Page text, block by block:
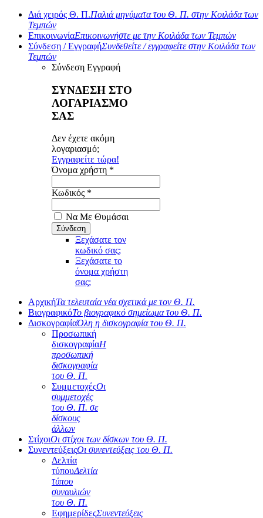
Διά χειρός Θ. Π.Παλιά μηνύματα του Θ. Π. στην Κοιλάδα των
Τεμπών
ΕπικοινωνίαΕπικοινωνήστε με την Κοιλάδα των Τεμπών
Σύνδεση / ΕγγραφήΣυνδεθείτε / εγγραφείτε στην Κοιλάδα των
Τεμπών
Σύνδεση Εγγραφή
ΣΥΝΔΕΣΗ ΣΤΟ
ΛΟΓΑΡΙΑΣΜΟ
ΣΑΣ
Δεν έχετε ακόμη
λογαριασμό;
Εγγραφείτε τώρα!
Όνομα χρήστη *
Κωδικός *
Να Με Θυμάσαι
Ξεχάσατε τον
κωδικό σας;
Ξεχάσατε το
όνομα χρήστη
σας;
ΑρχικήΤα τελευταία νέα σχετικά με τον Θ. Π.
ΒιογραφικόΤο βιογραφικό σημείωμα του Θ. Π.
ΔισκογραφίαΌλη η δισκογραφία του Θ. Π.
Προσωπική
δισκογραφίαΗ
προσωπική
δισκογραφία
του Θ. Π.
ΣυμμετοχέςΟι
συμμετοχές
του Θ. Π. σε
δίσκους
άλλων
ΣτίχοιΟι στίχοι των δίσκων του Θ. Π.
ΣυνεντεύξειςΟι συνεντεύξεις του Θ. Π.
Δελτία
τύπουΔελτία
τύπου
συναυλιών
του Θ. Π.
ΕφημερίδεςΣυνεντεύξεις